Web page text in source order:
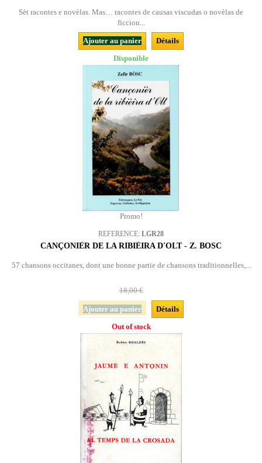
Sèt racontes e novèlas. Mas… racontes de causas viscudas o novèlas de
ficcion...
Ajouter au panier
Détails
Disponible
Promo!
REFERENCE: LGR28
CANÇONIÈR DE LA RIBIÈIRA D'OLT - Z. BOSC
57 chansons occitanes, dont une bonne partie de chansons traditionnelles,...
18,00 €
Ajouter au panier
Détails
Out of stock